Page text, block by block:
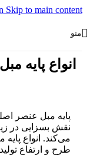
Skip to main content
منو
انواع پایه
پایه مبل عنصر
نقش بسزایی در
می‌کند. انواع
طرح و ارتفاع